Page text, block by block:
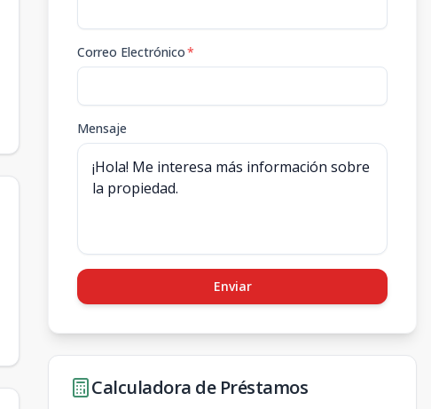
Correo Electrónico*
Mensaje
Enviar
Calculadora de Préstamos